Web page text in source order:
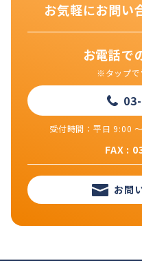
お気軽にお問い
お電話で
※タップで
受付時間：平日 9:00
FAX :
お問